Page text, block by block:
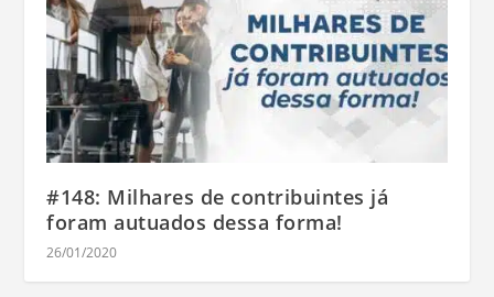
#148: Milhares de contribuintes já
foram autuados dessa forma!
26/01/2020